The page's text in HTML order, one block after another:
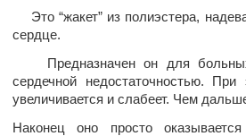
Это “жакет” из полиэстера,
сердце.
Предназначен он для
сердечной недостаточностью.
увеличивается и слабеет. Чем
Наконец оно просто